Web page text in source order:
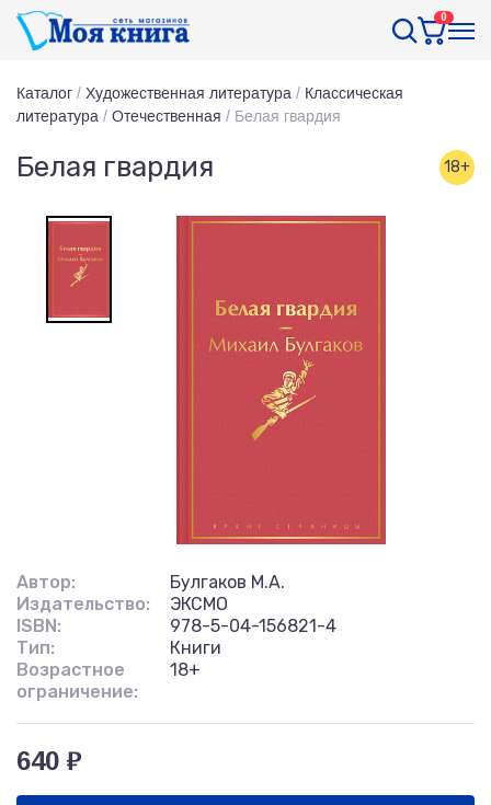
0
Каталог / Художественная литература / Классическая
литература / Отечественная / Белая гвардия
Белая гвардия 18+
Автор:
Булгаков М.А.
Издательство:
ЭКСМО
ISBN:
978-5-04-156821-4
Тип:
Книги
Возрастное
ограничение:
18+
640 ₽